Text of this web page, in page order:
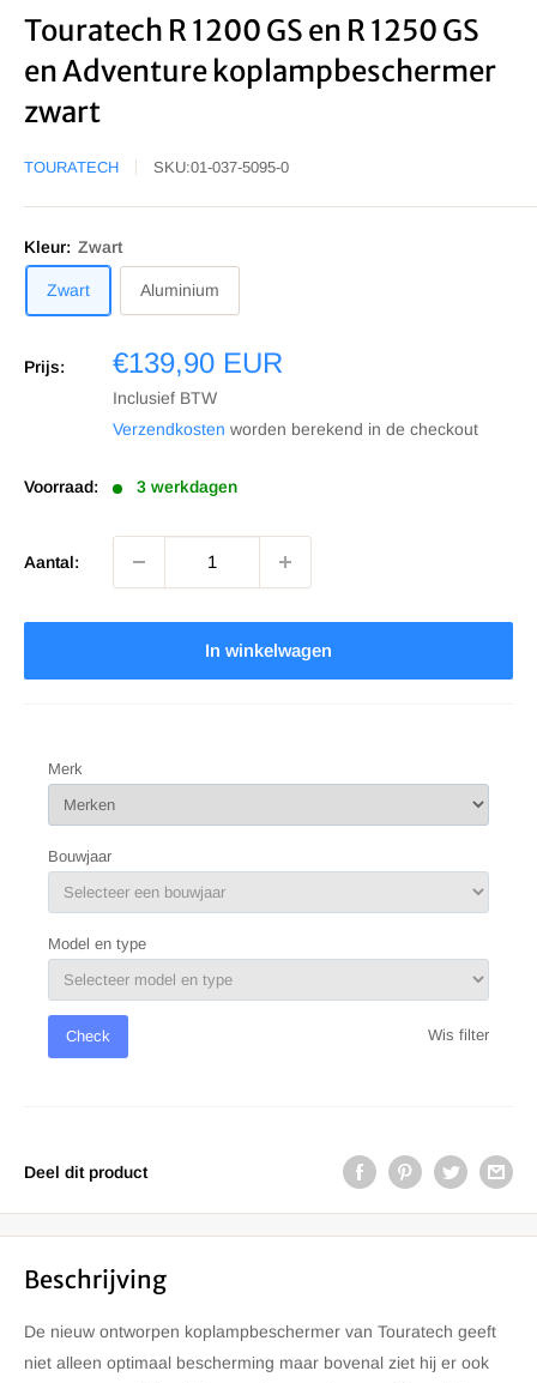
Touratech R 1200 GS en R 1250 GS
en Adventure koplampbeschermer
zwart
TOURATECH SKU:01-037-5095-0
Kleur: Zwart
Zwart Aluminium
Prijs:
Sale
prijs
€139,90 EUR
Inclusief BTW
Verzendkosten worden berekend in de checkout
Voorraad: 3 werkdagen
Aantal:
In winkelwagen
Merk
Bouwjaar
Model en type
Check Wis filter
Deel dit product
Beschrijving
De nieuw ontworpen koplampbeschermer van Touratech geeft
niet alleen optimaal bescherming maar bovenal ziet hij er ook